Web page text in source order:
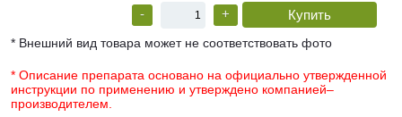
- +
* Внешний вид товара может не соответствовать фото
* Описание препарата основано на официально утвержденной
инструкции по применению и утверждено компанией–
производителем.